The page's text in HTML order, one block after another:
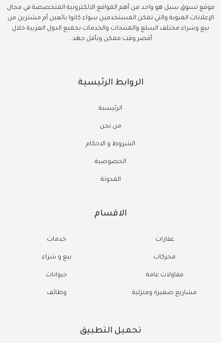
موقع تسوق سيل هو واحد من أهم المواقع الالكترونية المتخصصة في مجال
الإعلانات المبوبة والتي تمكن المستخدمين سواء كانوا بائعين أم مشترين من
بيع وشراء مختلف السلع والمنتجات والخدمات بجميع الدول العربية خلال
أقصر وقت ممكن وبأقل جهد .
الروابط الرئيسية
الرئيسية
من نحن
الشروط و الاحكام
الخصوصية
المدونة
الاقسام
عقارات
محركات
مقاولات عامة
مشاريع صغيرة ومنزلية
خدمات
بيع و شراء
حيوانات
وظائف
تحميل التطبيق